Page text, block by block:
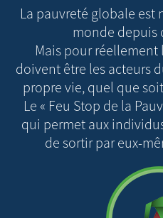
La pauvreté globale est
monde depuis
Mais pour réellement
doivent être les acteurs
propre vie, quel que
Le « Feu Stop de la
qui permet aux
de sortir par eux-